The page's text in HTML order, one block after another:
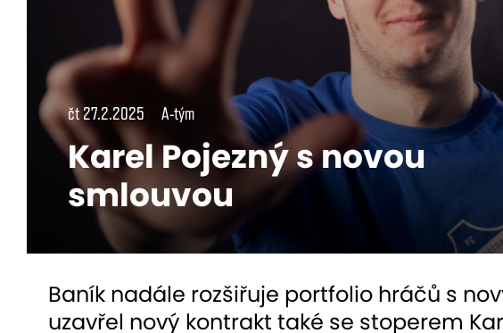
čt 27.2.2025 A-tým
Karel Pojezný s novou
smlouvou
Baník nadále rozšiřuje portfolio hráčů s
uzavřel nový kontrakt také se stoperem